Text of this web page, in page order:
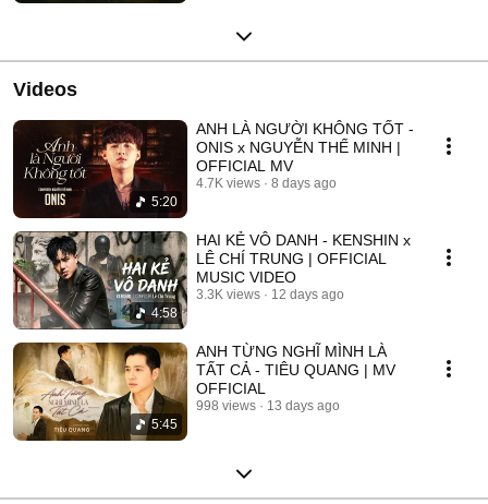
Videos
5:20
ANH LÀ NGƯỜI KHÔNG TỐT -
ONIS x NGUYỄN THẾ MINH |
OFFICIAL MV
4.7K views 8 days ago
4:58
HAI KẺ VÔ DANH - KENSHIN x
LÊ CHÍ TRUNG | OFFICIAL
MUSIC VIDEO
3.3K views 12 days ago
5:45
ANH TỪNG NGHĨ MÌNH LÀ
TẤT CẢ - TIÊU QUANG | MV
OFFICIAL
998 views 13 days ago